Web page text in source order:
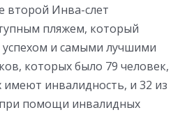
второй Инва-слет
пляжем, который
и самыми лучшими
которых было 79 человек,
имеют инвалидность, и 32 из
помощи инвалидных